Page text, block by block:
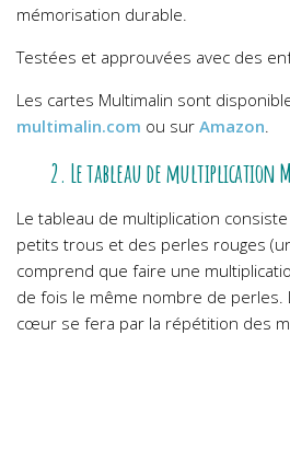
mémorisation durable.
Testées et approuvées avec des
Les cartes Multimalin sont
multimalin.com ou sur Amazon
2. Le tableau de multiplication
Le tableau de multiplication
petits trous et des perles rouges
comprend que faire une
de fois le même nombre de perles.
cœur se fera par la répétition des